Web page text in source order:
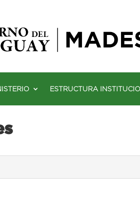
ESTRUCTURA